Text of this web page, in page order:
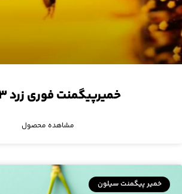
خمیرپیگمنت فوری زرد ۷۲۳۳
مشاهده محصول
خمیر پیگمنت سیلون